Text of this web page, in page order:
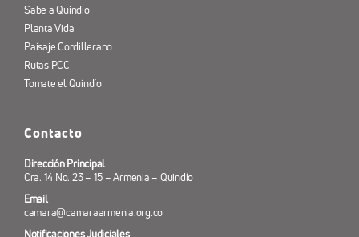
Sabe a Quindío
Planta Vida
Paisaje Cordillerano
Rutas PCC
Tomate el Quindío
Contacto
Dirección Principal
Cra. 14 No. 23 – 15 – Armenia – Quindío
Email
camara@camaraarmenia.org.co